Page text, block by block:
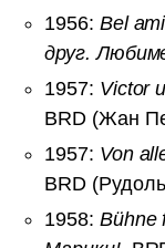
1956: Bel
друг.
1957: Victor
BRD (Жан
1957: Von
BRD
1958: Bühne